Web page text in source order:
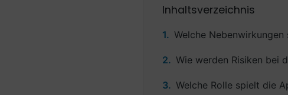
Inhaltsverzeichnis
Welche
Wie werden Risiken bei
Welche Rolle spielt die